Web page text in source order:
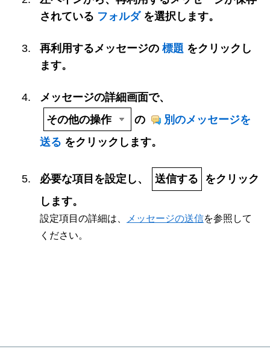
されている フォルダ を選択します。
再利用するメッセージの 標題 をクリックし
ます。
メッセージの詳細画面で、
その他の操作
の
別のメッセージを
送る をクリックします。
必要な項目を設定し、 送信する
をクリック
します。
設定項目の詳細は、 メッセージの送信を参照して
ください。